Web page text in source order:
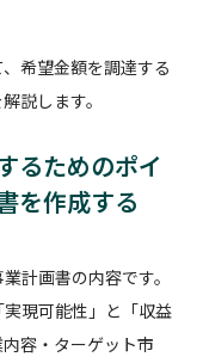
希望金額を調達する
説します。
るためのポイ
を作成する
計画書の内容です。
現可能性」と「収益
容・ターゲット市